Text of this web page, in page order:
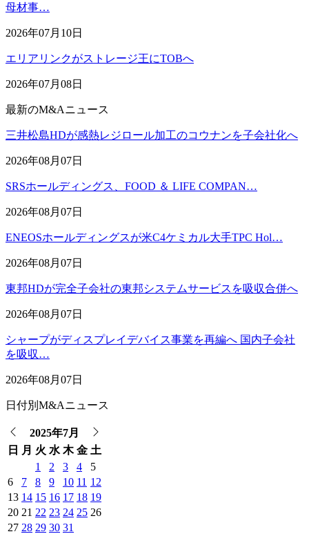
母材事…
2026年07月10日
エリアリンクがストレージ王にTOBへ
2026年07月08日
最新のM&Aニュース
三井松島HDが感熱レジロール加工のコウナンを子会社化へ
2026年08月07日
SRSホールディングス、FOOD ＆ LIFE COMPAN…
2026年08月07日
ENEOSホールディングスが米C4ケミカル大手TPC Hol…
2026年08月07日
東邦HDが完全子会社の東邦システムサービスを吸収合併へ
2026年08月07日
シャープがディスプレイデバイス事業を再編へ 国内子会社
を吸収…
2026年08月07日
日付別M&Aニュース
2025年7月
日
月 火 水 木 金 土
1
2 3 4
5
6
7 8 9 10 11 12
13 14 15 16 17 18 19
20 21 22 23 24 25 26
27 28 29 30 31